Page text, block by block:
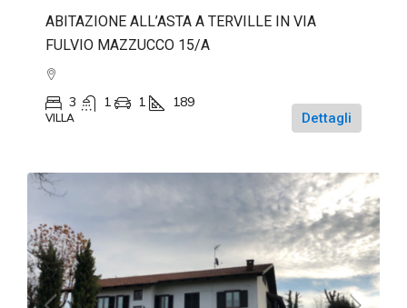
ABITAZIONE ALL’ASTA A TERVILLE IN VIA
FULVIO MAZZUCCO 15/A
3 1 1 189
VILLA Dettagli